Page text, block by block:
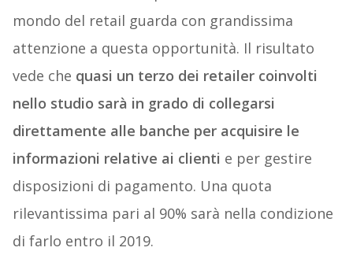
mondo del retail guarda con grandissima
attenzione a questa opportunità. Il risultato
vede che quasi un terzo dei retailer coinvolti
nello studio sarà in grado di collegarsi
direttamente alle banche per acquisire le
informazioni relative ai clienti e per gestire
disposizioni di pagamento. Una quota
rilevantissima pari al 90% sarà nella condizione
di farlo entro il 2019.